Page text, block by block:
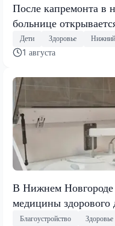
После капремонта в
больнице
Дети Здоровье
1 августа
В Нижнем
медицины здорового
Благоустройство Здоровье